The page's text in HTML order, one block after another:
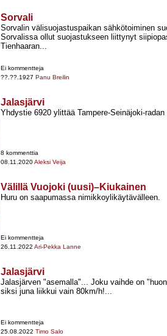
Sorvali
Sorvalin välisuojastuspaikan sähkötoiminen
Sorvalissa ollut suojastukseen liittynyt
Tienhaaran...
Ei kommentteja
??.??.1927 Panu Breilin
Jalasjärvi
Yhdystie 6920 ylittää Tampere-​Seinäjoki-​
8 kommenttia
08.11.2020Aleksi Veija
Välillä Vuojoki (uusi)–Kiukainen
Huru on saapumassa nimikkoylikäytävälleen.
Ei kommentteja
26.11.2022 Ari-Pekka Lanne
Jalasjärvi
Jalasjärven "asemalla"... Joku vaihde on
siksi juna liikkui vain 80km/h!...
Ei kommentteja
25.08.2022 Timo Salo